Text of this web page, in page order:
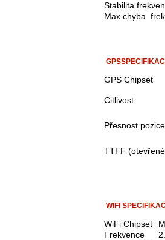
Stabilita
Max chyba
GPS Chipset
Citlivost
Přesnost pozice
TTFF
WIFI
WiFi Chipset
Frekvence